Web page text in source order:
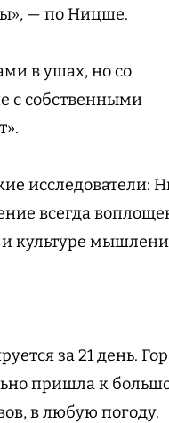
— по Ницше.
в ушах, но со
с собственными
исследователи:
всегда
и культуре
за 21 день.
пришла к
в любую погоду.